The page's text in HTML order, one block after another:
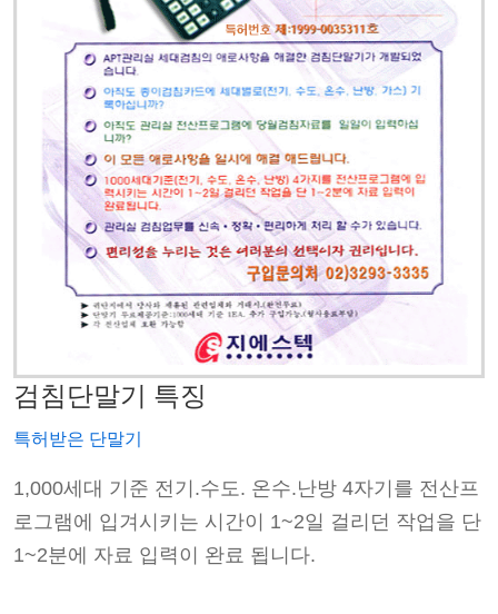
검침단말기 특징
특허받은 단말기
1,000세대 기준 전기.수도. 온수.난방 4자기를 전산프
로그램에 입겨시키는 시간이 1~2일 걸리던 작업을 단
1~2분에 자료 입력이 완료 됩니다.